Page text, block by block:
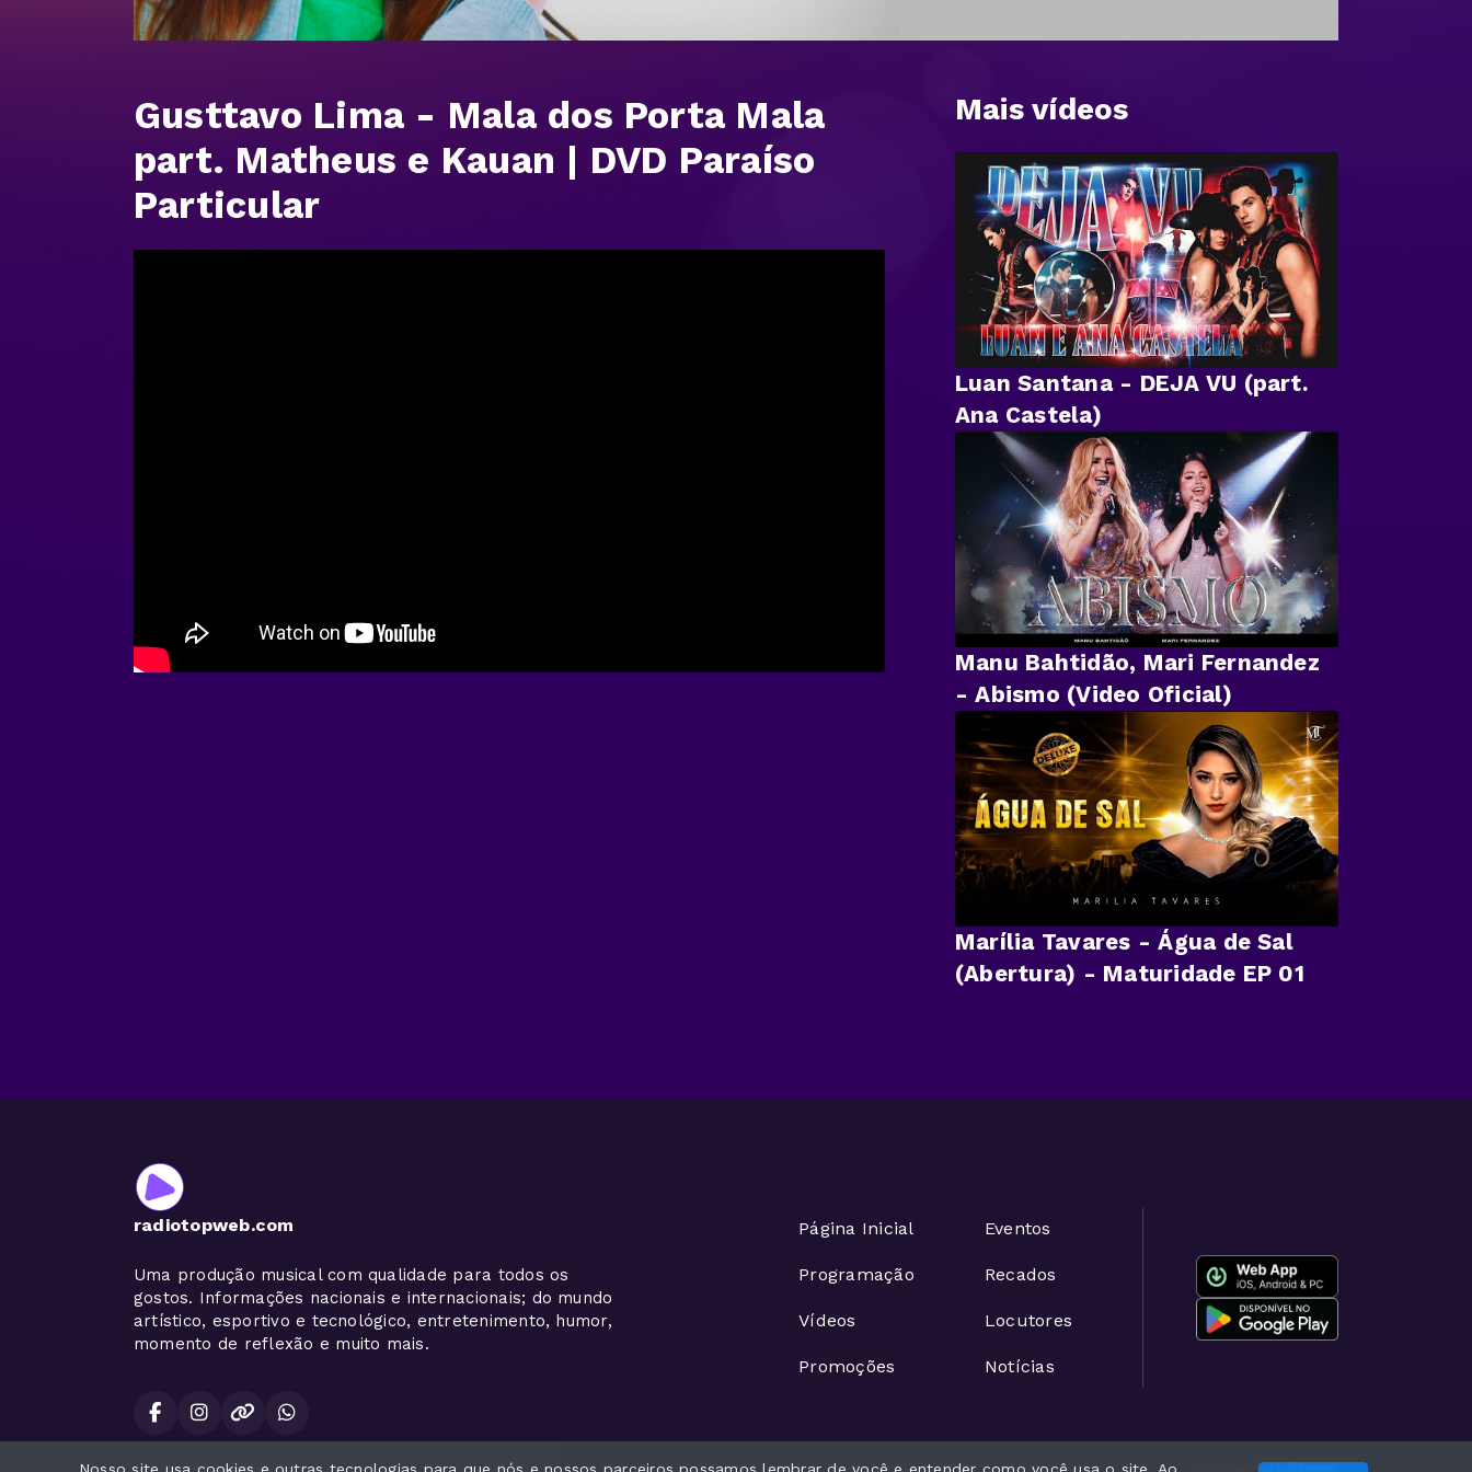
Gusttavo Lima - Mala dos Porta Mala
part. Matheus e Kauan | DVD Paraíso
Particular
Mais vídeos
Luan Santana - DEJA VU (part.
Ana Castela)
Manu Bahtidão, Mari Fernandez
- Abismo (Video Oficial)
Marília Tavares - Água de Sal
(Abertura) - Maturidade EP 01
radiotopweb.com
Uma produção musical com qualidade para todos os
gostos. Informações nacionais e internacionais; do mundo
artístico, esportivo e tecnológico, entretenimento, humor,
momento de reflexão e muito mais.
Página Inicial
Programação
Vídeos
Promoções
Eventos
Recados
Locutores
Notícias
Todos os direitos reservados. Com a tecnologia